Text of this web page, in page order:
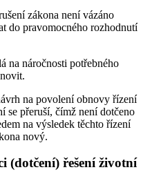
zákona není vázáno
do pravomocného rozhodnutí
na náročnosti potřebného
na povolení obnovy řízení
se přeruší, čímž není dotčeno
na výsledek těchto řízení
nový.
(dotčení) řešení životní